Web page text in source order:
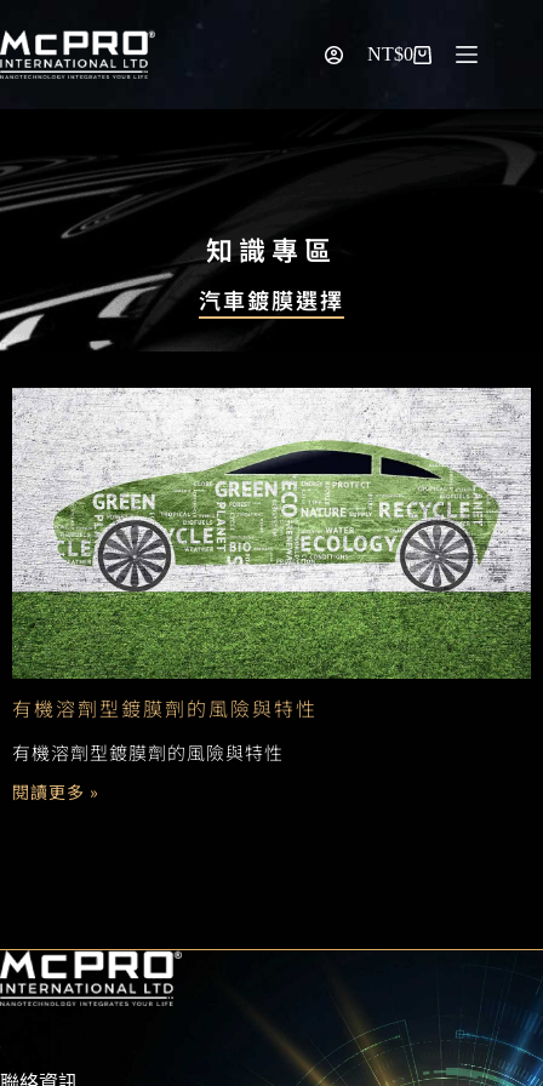
NT$0
知識專區
汽車鍍膜選擇
有機溶劑型鍍膜劑的風險與特性
有機溶劑型鍍膜劑的風險與特性
閱讀更多 »